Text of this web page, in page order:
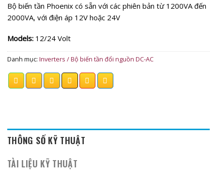
Bộ biến tần Phoenix có sẵn với các phiên bản từ 1200VA đến
2000VA, với điện áp 12V hoặc 24V
Models: 12/24 Volt
Danh mục: Inverters / Bộ biến tần đổi nguồn DC-AC
THÔNG SỐ KỸ THUẬT
TÀI LIỆU KỸ THUẬT